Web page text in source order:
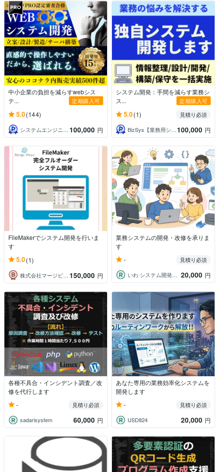
中小企業の負担を減らすwebシス
テ...
定期購入可
5.0(144)
システムエンジニアCLOVER 100,000 円
システム開発：手間を減らす業務シ
ス...
定期購入可
5.0(1)
見積り必須
BizSys【業務用システム設計・開発】 100,000 円
FileMakerでシステム開発を行いま
す
5.0(1)
株式会社マージピース_FileMaker 150,000 円
業務システムの開発・改修を承りま
す
-
見積り必須
いわ システム開発・改修
20,000 円
各種不具合・インシデント調査／改
修を代行します
-
見積り必須
sadarisystem
60,000 円
あなた専用の業務効率化システムを
開発します
-
見積り必須
USD824
20,000 円